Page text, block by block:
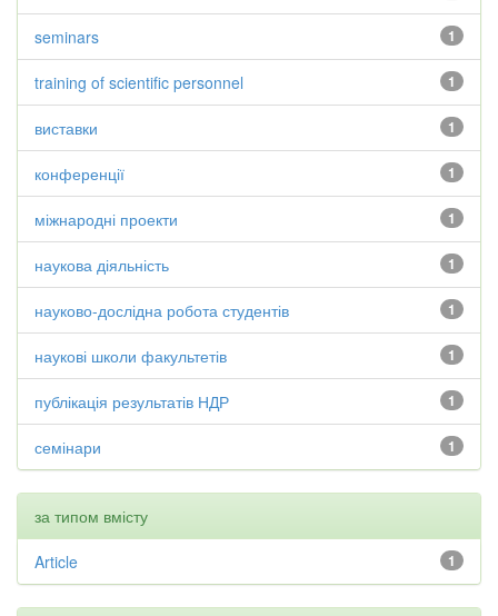
1
seminars
1
training of scientific personnel
1
виставки
1
конференції
1
міжнародні проекти
1
наукова діяльність
1
науково-дослідна робота студентів
1
наукові школи факультетів
1
публікація результатів НДР
1
семінари
за типом вмісту
1
Article